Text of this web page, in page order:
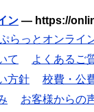
ン — https://
らっとオンライ
て
よくあるご
方針
校費・公
お客様からの